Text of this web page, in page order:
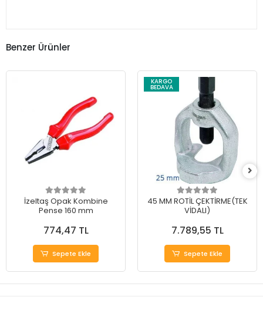
Benzer Ürünler
İzeltaş Opak Kombine
Pense 160 mm
774,47 TL
Sepete Ekle
KARGO
BEDAVA
45 MM ROTİL ÇEKTİRME(TEK
VİDALI)
7.789,55 TL
Sepete Ekle